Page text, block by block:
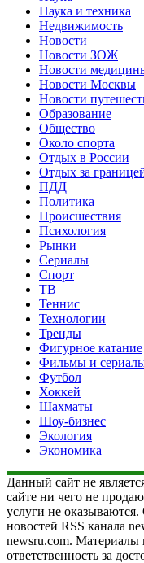
Наука и техника
Недвижимость
Новости
Новости ЗОЖ
Новости
Новости Москвы
Новости
Образование
Общество
Около спорта
Отдых в России
Отдых за
ПДД
Политика
Происшествия
Психология
Рынки
Сериалы
Спорт
ТВ
Теннис
Технологии
Тренды
Фигурное катание
Фильмы и
Футбол
Хоккей
Шахматы
Шоу-бизнес
Экология
Экономика
Данный сайт не
сайте ни чего не
услуги не оказываются.
новостей RSS канала
newsru.com. Материалы
ответственность за